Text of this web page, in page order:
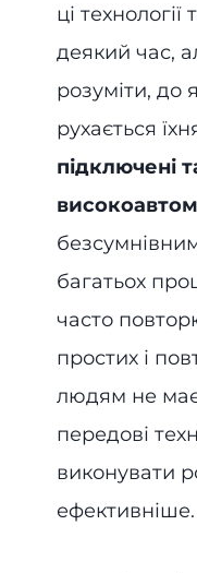
ці
деякий час,
розуміти, до
рухається
підключені
багатьох
часто
простих і
людям не
передові
виконувати
ефективніше.